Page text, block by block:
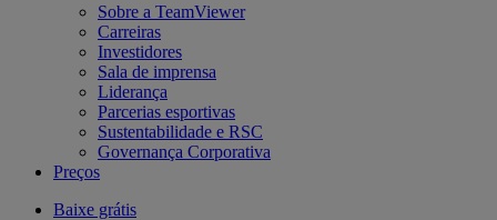
Sobre a TeamViewer
Carreiras
Investidores
Sala de imprensa
Liderança
Parcerias esportivas
Sustentabilidade e RSC
Governança Corporativa
Preços
Baixe grátis